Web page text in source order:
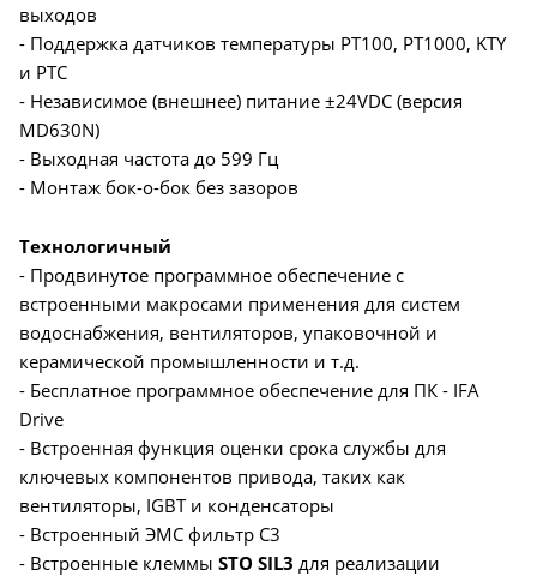
выходов
- Поддержка датчиков температуры PT100, PT1000, KTY
и PTC
- Независимое (внешнее) питание ±24VDC (версия
MD630N)
- Выходная частота до 599 Гц
- Монтаж бок-о-бок без зазоров
Технологичный
- Продвинутое программное обеспечение с
встроенными макросами применения для систем
водоснабжения, вентиляторов, упаковочной и
керамической промышленности и т.д.
- Бесплатное программное обеспечение для ПК - IFA
Drive
- Встроенная функция оценки срока службы для
ключевых компонентов привода, таких как
вентиляторы, IGBT и конденсаторы
- Встроенный ЭМС фильтр С3
- Встроенные клеммы STO SIL3 для реализации